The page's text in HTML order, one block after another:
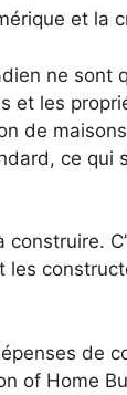
et la
ne sont
et les
de
ce qui
construire.
les
de
of Home